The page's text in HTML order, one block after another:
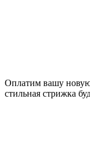
Оплатим вашу новую
стильная стрижка